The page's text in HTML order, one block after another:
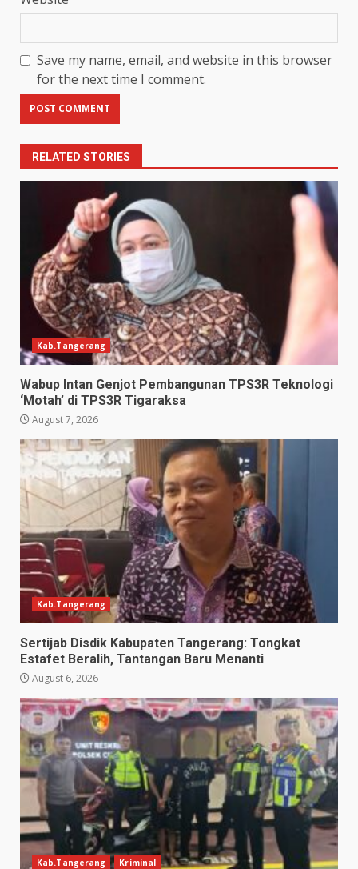
Save my name, email, and website in this browser
for the next time I comment.
RELATED STORIES
Kab.Tangerang
Wabup Intan Genjot Pembangunan TPS3R Teknologi
‘Motah’ di TPS3R Tigaraksa
August 7, 2026
Kab.Tangerang
Sertijab Disdik Kabupaten Tangerang: Tongkat
Estafet Beralih, Tantangan Baru Menanti
August 6, 2026
Kab.Tangerang Kriminal